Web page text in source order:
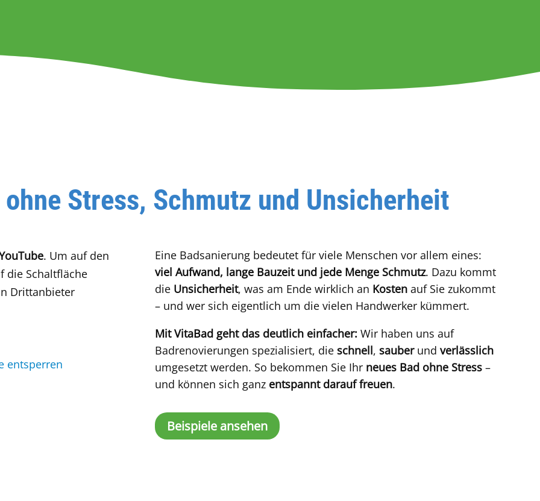
Stress, Schmutz und Unsicherheit
. Um auf den
die Schaltfläche
Drittanbieter
entsperren
Eine Badsanierung bedeutet für viele Menschen vor allem eines:
viel Aufwand, lange Bauzeit und jede Menge Schmutz. Dazu kommt
die Unsicherheit, was am Ende wirklich an Kosten auf Sie zukommt
– und wer sich eigentlich um die vielen Handwerker kümmert.
Mit VitaBad geht das deutlich einfacher: Wir haben uns auf
Badrenovierungen spezialisiert, die schnell, sauberundverlässlich
umgesetzt werden. So bekommen Sie Ihr neues Bad ohne Stress –
und können sich ganz entspannt darauf freuen.
Beispiele ansehen